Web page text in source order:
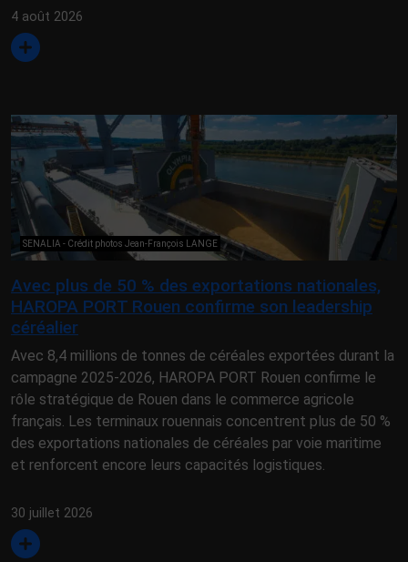
4 août 2026
SENALIA - Crédit photos Jean-François LANGE
Avec plus de 50 % des exportations nationales,
HAROPA PORT Rouen confirme son leadership
céréalier
Avec 8,4 millions de tonnes de céréales exportées durant la
campagne 2025-2026, HAROPA PORT Rouen confirme le
rôle stratégique de Rouen dans le commerce agricole
français. Les terminaux rouennais concentrent plus de 50 %
des exportations nationales de céréales par voie maritime
et renforcent encore leurs capacités logistiques.
30 juillet 2026